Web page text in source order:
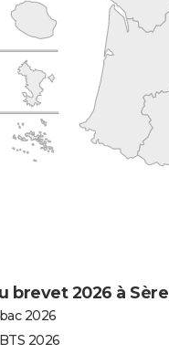
brevet 2026 à Sère
2026
2026